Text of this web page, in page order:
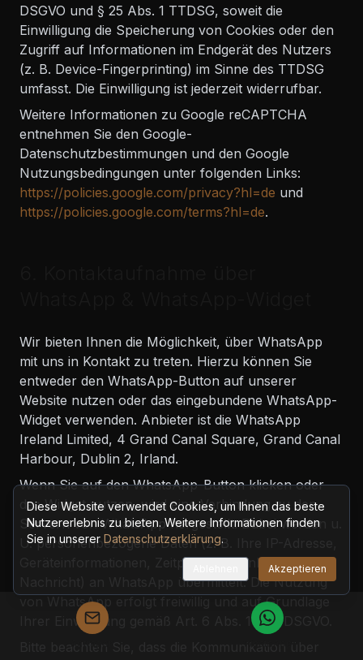
DSGVO und § 25 Abs. 1 TTDSG, soweit die
Einwilligung die Speicherung von Cookies oder den
Zugriff auf Informationen im Endgerät des Nutzers
(z. B. Device-Fingerprinting) im Sinne des TTDSG
umfasst. Die Einwilligung ist jederzeit widerrufbar.
Weitere Informationen zu Google reCAPTCHA
entnehmen Sie den Google-
Datenschutzbestimmungen und den Google
Nutzungsbedingungen unter folgenden Links:
https://policies.google.com/privacy?hl=de und
https://policies.google.com/terms?hl=de.
Wir bieten Ihnen die Möglichkeit, über WhatsApp
mit uns in Kontakt zu treten. Hierzu können Sie
entweder den WhatsApp-Button auf unserer
Website nutzen oder das eingebundene WhatsApp-
Widget verwenden. Anbieter ist die WhatsApp
Ireland Limited, 4 Grand Canal Square, Grand Canal
Harbour, Dublin 2, Irland.
Wenn Sie auf den WhatsApp-Button klicken oder
das Widget nutzen, wird eine Verbindung zu den
Servern von WhatsApp hergestellt. Dabei werden u.
U. personenbezogene Daten (z. B. Ihre IP-Adresse,
Geräteinformationen, Zeitpunkt und Inhalt Ihrer
Nachricht) an WhatsApp übermittelt. Die Nutzung
von WhatsApp erfolgt freiwillig und auf Grundlage
Ihrer Einwilligung gemäß Art. 6 Abs. 1 lit. a DSGVO.
Diese Website verwendet Cookies, um Ihnen das beste
Nutzererlebnis zu bieten. Weitere Informationen finden
Sie in unserer Datenschutzerklärung.
Akzeptieren